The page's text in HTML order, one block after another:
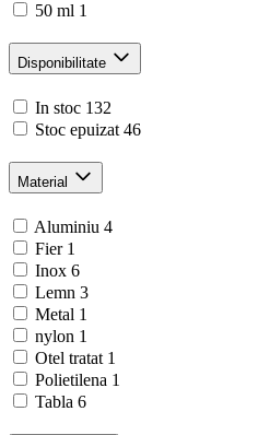
50 ml 1
Disponibilitate
In stoc 132
Stoc epuizat 46
Material
Aluminiu 4
Fier 1
Inox 6
Lemn 3
Metal 1
nylon 1
Otel tratat 1
Polietilena 1
Tabla 6